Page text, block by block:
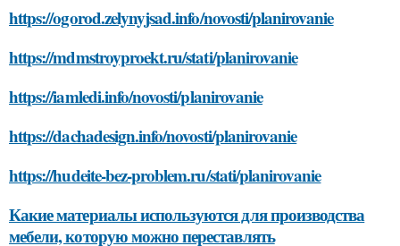
https://ogorod.zelynyjsad.info/novosti/planirovanie
https://mdmstroyproekt.ru/stati/planirovanie
https://iamledi.info/novosti/planirovanie
https://dachadesign.info/novosti/planirovanie
https://hudeite-bez-problem.ru/stati/planirovanie
Какие материалы используются для производства
мебели, которую можно переставлять